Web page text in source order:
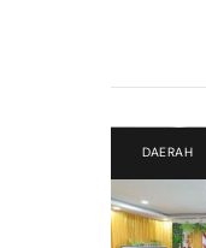
DAERAH